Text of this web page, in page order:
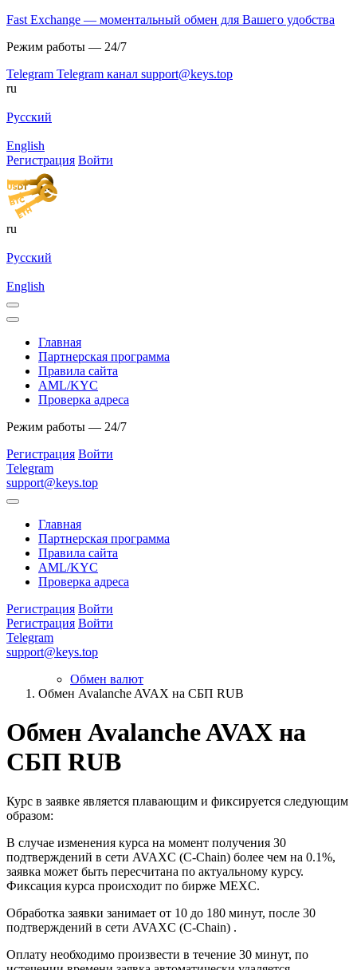
Fast Exchange — моментальный обмен для Вашего удобства
Режим работы — 24/7
Telegram Telegram канал support@keys.top
ru
Русский
English
Регистрация Войти
ru
Русский
English
Главная
Партнерская программа
Правила сайта
AML/KYC
Проверка адреса
Режим работы — 24/7
Регистрация Войти
Telegram
support@keys.top
Главная
Партнерская программа
Правила сайта
AML/KYC
Проверка адреса
Регистрация Войти
Регистрация Войти
Telegram
support@keys.top
Обмен валют
Обмен Avalanche AVAX на СБП RUB
Обмен Avalanche AVAX на
СБП RUB
Курс в заявке является плавающим и фиксируется следующим
образом:
В случае изменения курса на момент получения 30
подтверждений в сети AVAXC (C-Chain) более чем на 0.1%,
заявка может быть пересчитана по актуальному курсу.
Фиксация курса происходит по бирже MEXC.
Обработка заявки занимает от 10 до 180 минут, после 30
подтверждений в сети AVAXC (C-Chain) .
Оплату необходимо произвести в течение 30 минут, по